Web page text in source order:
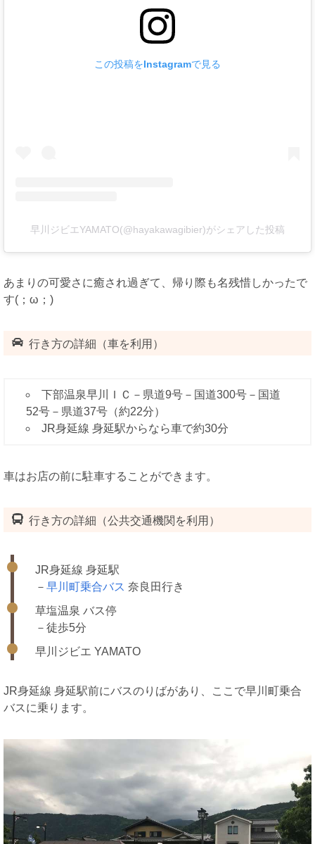
この投稿をInstagramで見る
早川ジビエYAMATO(@hayakawagibier)がシェアした投稿
あまりの可愛さに癒され過ぎて、帰り際も名残惜しかったで
す(；ω；)
行き方の詳細（車を利用）
下部温泉早川ＩＣ－県道9号－国道300号－国道
52号－県道37号（約22分）
JR身延線 身延駅からなら車で約30分
車はお店の前に駐車することができます。
行き方の詳細（公共交通機関を利用）
JR身延線 身延駅
－ 早川町乗合バス 奈良田行き
草塩温泉 バス停
－徒歩5分
早川ジビエ YAMATO
JR身延線 身延駅前にバスのりばがあり、ここで早川町乗合
バスに乗ります。